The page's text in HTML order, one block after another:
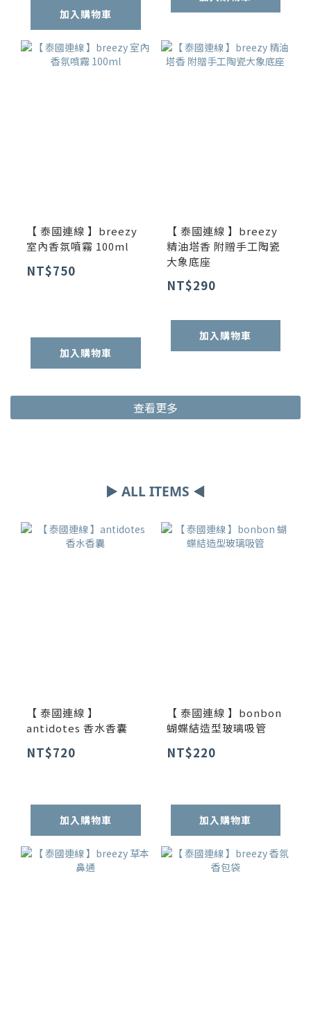
加入購物車
【 泰國連線 】breezy
室內香氛噴霧 100ml
NT$750
加入購物車
【 泰國連線 】breezy
精油塔香 附贈手工陶瓷
大象底座
NT$290
加入購物車
查看更多
▶ ALL ITEMS ◀
【 泰國連線 】
antidotes 香水香囊
NT$720
加入購物車
【 泰國連線 】bonbon
蝴蝶結造型玻璃吸管
NT$220
加入購物車